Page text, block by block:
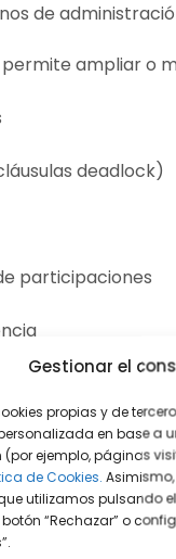
Gestionar el
propias y de
en base a
ejemplo, páginas
de Cookies.
utilizamos pulsando
“Rechazar” o
de
ampliar o
deadlock)
participaciones
de socios se
de forma ágil
frente a